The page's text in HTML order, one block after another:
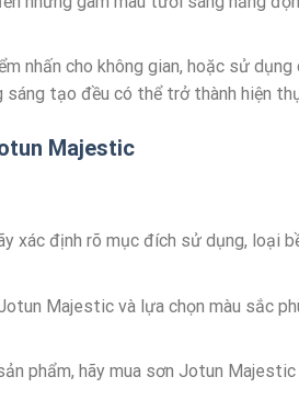
nhấn cho không gian, hoặc sử
tạo đều có thể trở thành hiện
Majestic
xác định rõ mục đích sử dụng, loại
Majestic và lựa chọn màu sắc
phẩm, hãy mua sơn Jotun